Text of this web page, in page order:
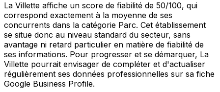
La Villette affiche un score de fiabilité de 50/100, qui
correspond exactement à la moyenne de ses
concurrents dans la catégorie Parc. Cet établissement
se situe donc au niveau standard du secteur, sans
avantage ni retard particulier en matière de fiabilité de
ses informations. Pour progresser et se démarquer, La
Villette pourrait envisager de compléter et d'actualiser
régulièrement ses données professionnelles sur sa fiche
Google Business Profile.